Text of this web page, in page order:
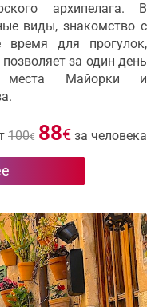
архипелага. В
виды, знакомство с
время для прогулок,
за один день
места Майорки и
100€ 88€ за человека